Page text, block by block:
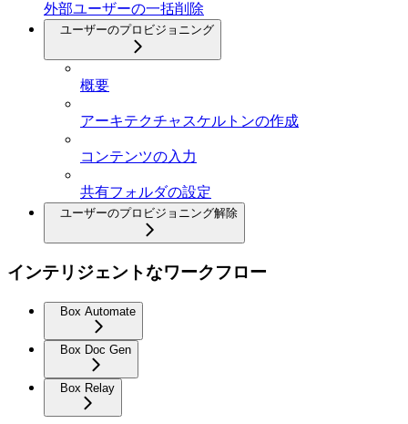
外部ユーザーの一括削除
ユーザーのプロビジョニング
概要
アーキテクチャスケルトンの作成
コンテンツの入力
共有フォルダの設定
ユーザーのプロビジョニング解除
インテリジェントなワークフロー
Box Automate
Box Doc Gen
Box Relay